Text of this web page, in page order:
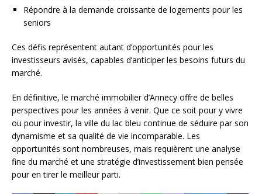
Répondre à la demande croissante de logements pour les
seniors
Ces défis représentent autant d’opportunités pour les
investisseurs avisés, capables d’anticiper les besoins futurs du
marché.
En définitive, le marché immobilier d’Annecy offre de belles
perspectives pour les années à venir. Que ce soit pour y vivre
ou pour investir, la ville du lac bleu continue de séduire par son
dynamisme et sa qualité de vie incomparable. Les
opportunités sont nombreuses, mais requièrent une analyse
fine du marché et une stratégie d’investissement bien pensée
pour en tirer le meilleur parti.